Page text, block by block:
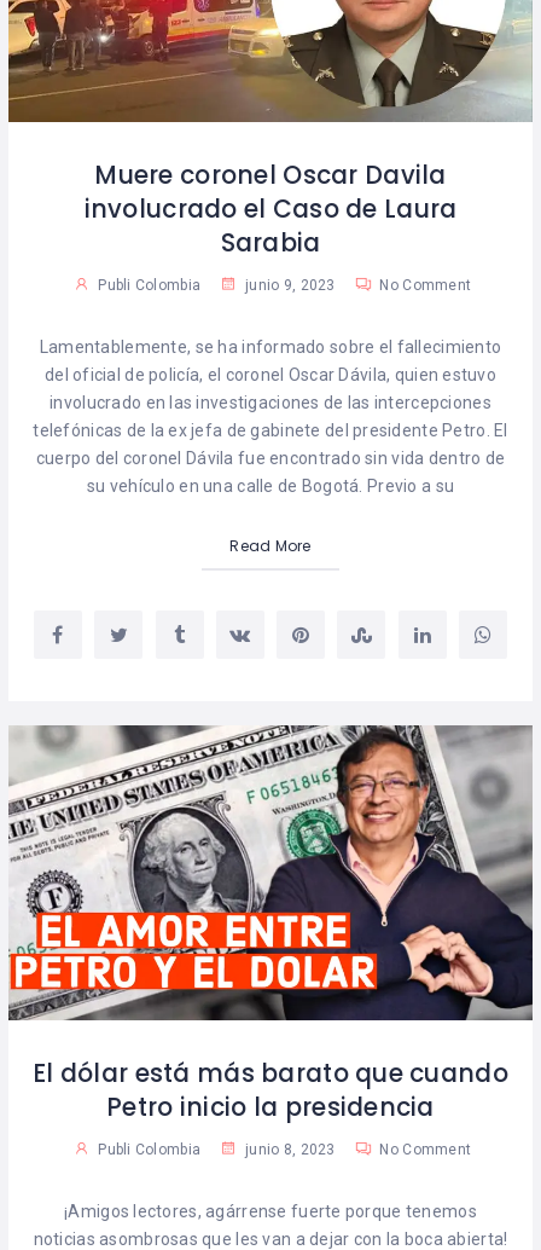
Muere coronel Oscar Davila
involucrado el Caso de Laura
Sarabia
Publi Colombia junio 9, 2023 No Comment
Lamentablemente, se ha informado sobre el fallecimiento
del oficial de policía, el coronel Oscar Dávila, quien estuvo
involucrado en las investigaciones de las intercepciones
telefónicas de la ex jefa de gabinete del presidente Petro. El
cuerpo del coronel Dávila fue encontrado sin vida dentro de
su vehículo en una calle de Bogotá. Previo a su
Read More
El dólar está más barato que cuando
Petro inicio la presidencia
Publi Colombia junio 8, 2023 No Comment
¡Amigos lectores, agárrense fuerte porque tenemos
noticias asombrosas que les van a dejar con la boca abierta!